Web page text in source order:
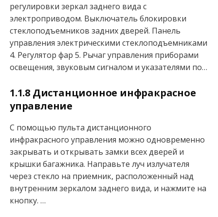
регулировки зеркал заднего вида с
электроприводом. Выключатель блокировки
стеклоподъемников задних дверей. Панель
управления электрическими стеклоподъемниками
4. Регулятор фар 5. Рычаг управления приборами
освещения, звуковым сигналом и указателями по…
1.1.8 Дистанционное инфракрасное
управление
С помощью пульта дистанционного
инфракрасного управления можно одновременно
закрывать и открывать замки всех дверей и
крышки багажника. Направьте луч излучателя
через стекло на приемник, расположенный над
внутренним зеркалом заднего вида, и нажмите на
кнопку. …